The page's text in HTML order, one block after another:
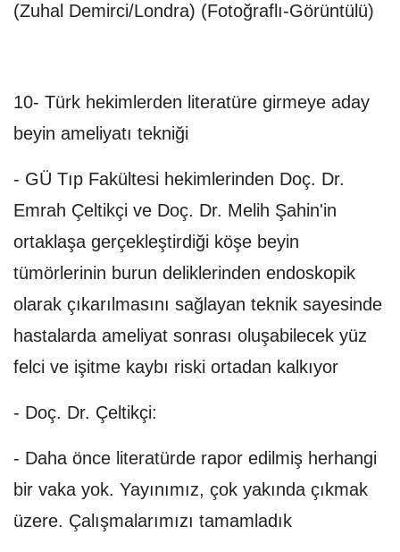
(Zuhal Demirci/Londra) (Fotoğraflı-Görüntülü)
10- Türk hekimlerden literatüre girmeye aday
beyin ameliyatı tekniği
- GÜ Tıp Fakültesi hekimlerinden Doç. Dr.
Emrah Çeltikçi ve Doç. Dr. Melih Şahin'in
ortaklaşa gerçekleştirdiği köşe beyin
tümörlerinin burun deliklerinden endoskopik
olarak çıkarılmasını sağlayan teknik sayesinde
hastalarda ameliyat sonrası oluşabilecek yüz
felci ve işitme kaybı riski ortadan kalkıyor
- Doç. Dr. Çeltikçi:
- Daha önce literatürde rapor edilmiş herhangi
bir vaka yok. Yayınımız, çok yakında çıkmak
üzere. Çalışmalarımızı tamamladık